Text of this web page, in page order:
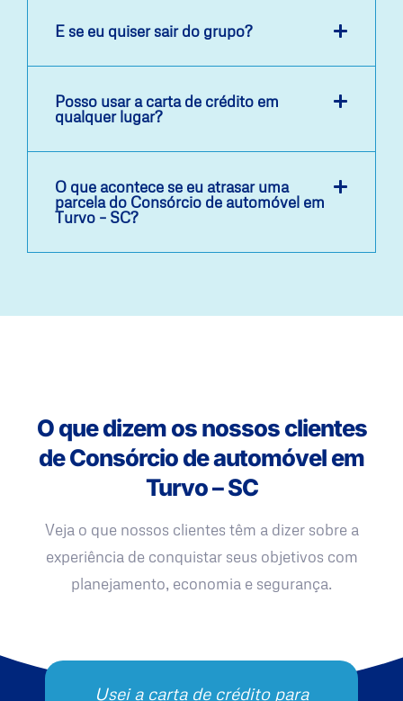
E se eu quiser sair do grupo?
Posso usar a carta de crédito em
qualquer lugar?
O que acontece se eu atrasar uma
parcela do Consórcio de automóvel em
Turvo – SC?
O que dizem os nossos clientes
de Consórcio de automóvel em
Turvo – SC
Veja o que nossos clientes têm a dizer sobre a
experiência de conquistar seus objetivos com
planejamento, economia e segurança.
Usei a carta de crédito para